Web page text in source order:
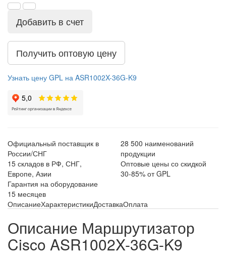
Добавить в счет
Получить оптовую цену
Узнать цену GPL на ASR1002X-36G-K9
Официальный поставщик в
России/СНГ
28 500 наименований
продукции
15 складов в РФ, СНГ,
Европе, Азии
Оптовые цены со скидкой
30-85% от GPL
Гарантия на оборудование
15 месяцев
ОписаниеХарактеристикиДоставкаОплата
Описание Маршрутизатор
Cisco ASR1002X-36G-K9